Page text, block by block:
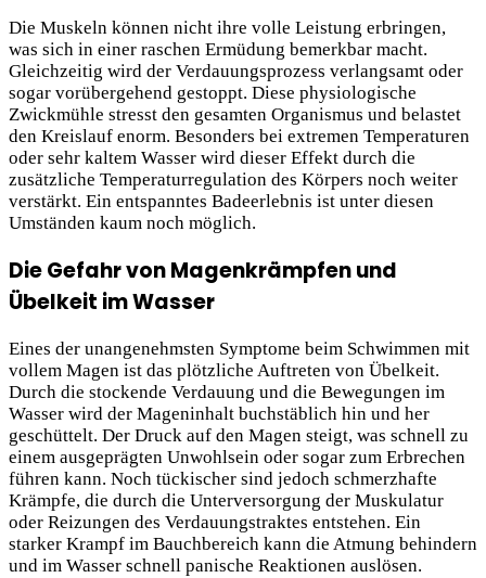
Die Muskeln können nicht ihre volle Leistung erbringen,
was sich in einer raschen Ermüdung bemerkbar macht.
Gleichzeitig wird der Verdauungsprozess verlangsamt oder
sogar vorübergehend gestoppt. Diese physiologische
Zwickmühle stresst den gesamten Organismus und belastet
den Kreislauf enorm. Besonders bei extremen Temperaturen
oder sehr kaltem Wasser wird dieser Effekt durch die
zusätzliche Temperaturregulation des Körpers noch weiter
verstärkt. Ein entspanntes Badeerlebnis ist unter diesen
Umständen kaum noch möglich.
Die Gefahr von Magenkrämpfen und
Übelkeit im Wasser
Eines der unangenehmsten Symptome beim Schwimmen mit
vollem Magen ist das plötzliche Auftreten von Übelkeit.
Durch die stockende Verdauung und die Bewegungen im
Wasser wird der Mageninhalt buchstäblich hin und her
geschüttelt. Der Druck auf den Magen steigt, was schnell zu
einem ausgeprägten Unwohlsein oder sogar zum Erbrechen
führen kann. Noch tückischer sind jedoch schmerzhafte
Krämpfe, die durch die Unterversorgung der Muskulatur
oder Reizungen des Verdauungstraktes entstehen. Ein
starker Krampf im Bauchbereich kann die Atmung behindern
und im Wasser schnell panische Reaktionen auslösen.